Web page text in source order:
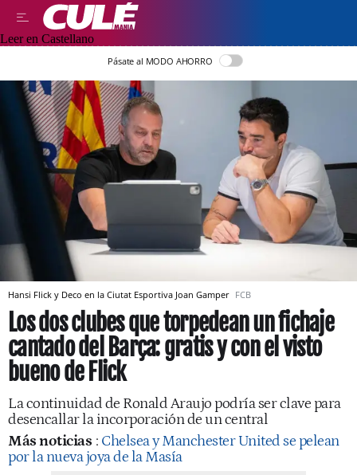
Leer en Castellano
Pásate al MODO AHORRO
Hansi Flick y Deco en la Ciutat Esportiva Joan Gamper FCB
Los dos clubes que torpedean un fichaje
cantado del Barça: gratis y con el visto
bueno de Flick
La continuidad de Ronald Araujo podría ser clave para
desencallar la incorporación de un central
Más noticias : Chelsea y Manchester United se pelean
por la nueva joya de la Masía